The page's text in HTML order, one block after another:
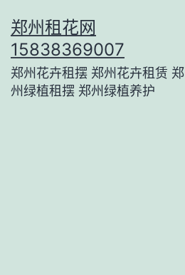
至
内
容
郑州租花网
15838369007
郑州花卉租摆 郑州花卉租赁 郑
州绿植租摆 郑州绿植养护